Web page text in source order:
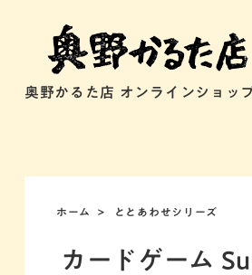
奥野かるた店 オンラインショッ
ホーム > ととあわせシリーズ
カードゲーム